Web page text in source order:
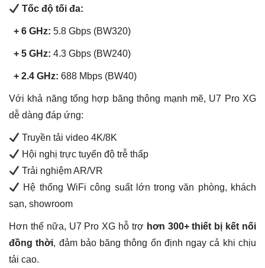
Tốc độ tối đa:
+ 6 GHz: 5.8 Gbps (BW320)
+ 5 GHz: 4.3 Gbps (BW240)
+ 2.4 GHz: 688 Mbps (BW40)
Với khả năng tổng hợp băng thông mạnh mẽ, U7 Pro XG
dễ dàng đáp ứng:
Truyền tải video 4K/8K
Hội nghị trực tuyến độ trễ thấp
Trải nghiệm AR/VR
Hệ thống WiFi công suất lớn trong văn phòng, khách
sạn, showroom
Hơn thế nữa, U7 Pro XG hỗ trợ hơn 300+ thiết bị kết nối
đồng thời, đảm bảo băng thông ổn định ngay cả khi chịu
tải cao.